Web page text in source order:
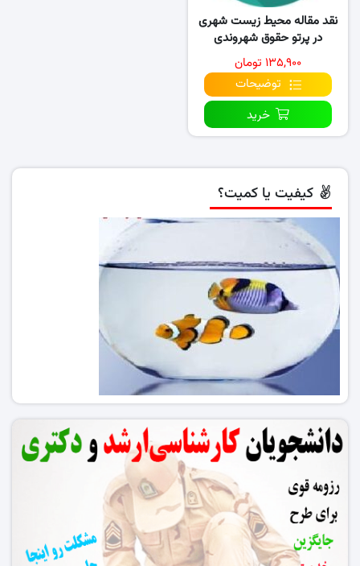
نقد مقاله محیط زیست شهری
در پرتو حقوق شهروندی
۱۳۵,۹۰۰ تومان
توضیحات
خرید
کیفیت یا کمیت؟